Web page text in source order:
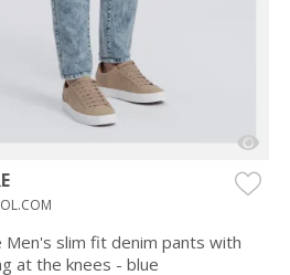
Men's slim fit denim pants with
at the knees - blue